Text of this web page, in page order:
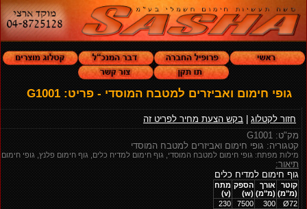
גופי חימום ואביזרים למטבח המוסדי - פריט: G1001
חזור לקטלוג
בקש הצעת מחיר לפריט זה
מק"ט: G1001
קטגוריה: גופי חימום ואביזרים למטבח המוסדי
מילות מפתח: גופי חימום למטבח המוסדי, גוף חימום למדיח כלים, גוף חימום פלנץ, גופי חימום
תיאור:
גוף חימום למדיח כלים
קוטר
(מ"מ)
אורך
(מ"מ)
הספק
(w)
מתח
(v)
Ø72
300
7500
230